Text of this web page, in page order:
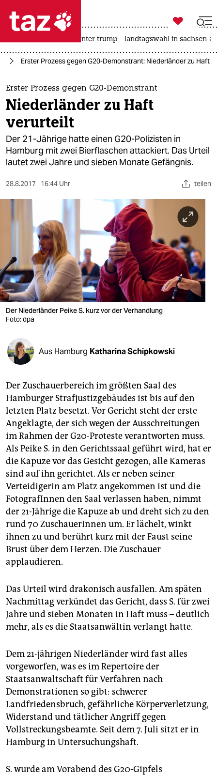
 taz zahl ich
taz zahl ich
themen
politik
öko
gesellschaft
sport
berlin
wahrheit
verlag
verlag
veranstaltungen
shop
fragen & hilfe
unterstützen
abo
genossenschaft
epaper login

taz zahl ich
usa unter trump landtagswahl in sachsen-
Erster Prozess gegen G20-Demonstrant: Niederländer zu Haft
Erster Prozess gegen G20-Demonstrant
Niederländer zu Haft
verurteilt
Der 21-Jährige hatte einen G20-Polizisten in
Hamburg mit zwei Bierflaschen attackiert. Das Urteil
lautet zwei Jahre und sieben Monate Gefängnis.
28.8.2017 16:44 Uhr teilen
Der Niederländer Peike S. kurz vor der Verhandlung
Foto: dpa
Aus Hamburg Katharina Schipkowski
Der Zuschauerbereich im größten Saal des
Hamburger Strafjustizgebäudes ist bis auf den
letzten Platz besetzt. Vor Gericht steht der erste
Angeklagte, der sich wegen der Ausschreitungen
im Rahmen der G20-Proteste verantworten muss.
Als Peike S. in den Gerichtssaal geführt wird, hat er
die Kapuze vor das Gesicht gezogen, alle Kameras
sind auf ihn gerichtet. Als er neben seiner
Verteidigerin am Platz angekommen ist und die
FotografInnen den Saal verlassen haben, nimmt
der 21-Jährige die Kapuze ab und dreht sich zu den
rund 70 ZuschauerInnen um. Er lächelt, winkt
ihnen zu und berührt kurz mit der Faust seine
Brust über dem Herzen. Die Zuschauer
applaudieren.
Das Urteil wird drakonisch ausfallen. Am späten
Nachmittag verkündet das Gericht, dass S. für zwei
Jahre und sieben Monaten in Haft muss – deutlich
mehr, als es die Staatsanwältin verlangt hatte.
Dem 21-jährigen Niederländer wird fast alles
vorgeworfen, was es im Repertoire der
Staatsanwaltschaft für Verfahren nach
Demonstrationen so gibt: schwerer
Landfriedensbruch, gefährliche Körperverletzung,
Widerstand und tätlicher Angriff gegen
Vollstreckungsbeamte. Seit dem 7. Juli sitzt er in
Hamburg in Untersuchungshaft.
S. wurde am Vorabend des G20-Gipfels